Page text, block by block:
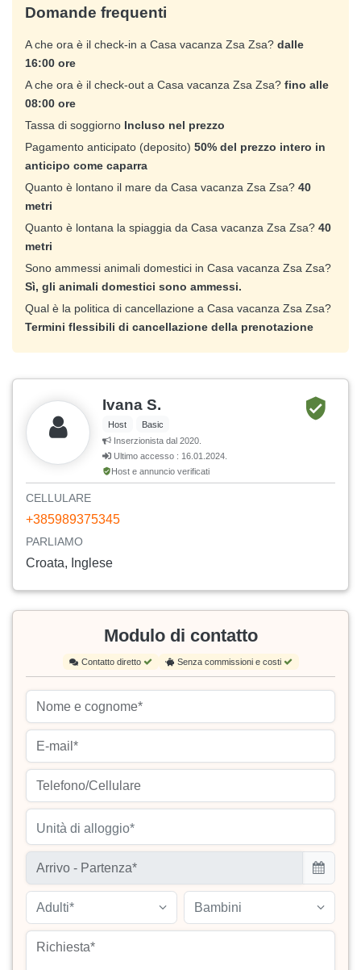
Domande frequenti
A che ora è il check-in a Casa vacanza Zsa Zsa? dalle
16:00 ore
A che ora è il check-out a Casa vacanza Zsa Zsa? fino alle
08:00 ore
Tassa di soggiorno Incluso nel prezzo
Pagamento anticipato (deposito) 50% del prezzo intero in
anticipo come caparra
Quanto è lontano il mare da Casa vacanza Zsa Zsa? 40
metri
Quanto è lontana la spiaggia da Casa vacanza Zsa Zsa? 40
metri
Sono ammessi animali domestici in Casa vacanza Zsa Zsa?
Sì, gli animali domestici sono ammessi.
Qual è la politica di cancellazione a Casa vacanza Zsa Zsa?
Termini flessibili di cancellazione della prenotazione
Ivana S.
Host
Basic
Inserzionista dal 2020.
Ultimo accesso : 16.01.2024.
Host e annuncio verificati
CELLULARE
+385989375345
PARLIAMO
Croata, Inglese
Modulo di contatto
Contatto diretto Senza commissioni e costi
Unità di alloggio*
Adulti* Bambini